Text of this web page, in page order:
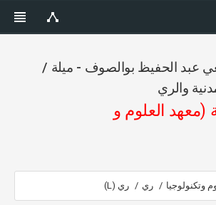
عبد الحفيظ بوالصوف - ميلة /
والري
(معهد العلوم و
وتكنولوجيا ري ري (L)